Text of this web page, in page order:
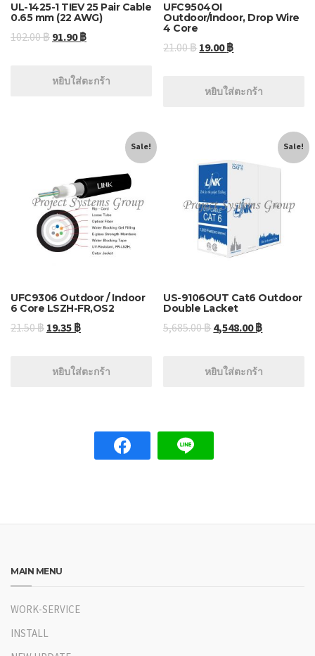
UL-1425-1 TIEV 25 Pair Cable
0.65 mm (22 AWG)
102.00฿ 91.90฿
หยิบใส่ตะกร้า
UFC9504OI
Outdoor/Indoor, Drop Wire
4 Core
21.00฿ 19.00฿
หยิบใส่ตะกร้า
Sale!
UFC9306 Outdoor / Indoor
6 Core LSZH-FR,OS2
21.50฿ 19.35 ฿
หยิบใส่ตะกร้า
Sale!
US-9106OUT Cat6 Outdoor
Double Lacket
5,685.00฿ 4,548.00฿
หยิบใส่ตะกร้า
MAIN MENU
WORK-SERVICE
INSTALL